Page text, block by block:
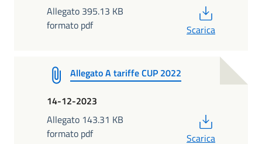
Allegato 395.13 KB
formato pdf
Scarica
Allegato A tariffe CUP 2022
14-12-2023
Allegato 143.31 KB
formato pdf
Scarica